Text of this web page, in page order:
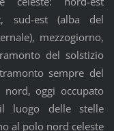
sud-est (alba del
mezzogiorno,
del solstizio
sempre del
oggi occupato
luogo delle stelle
al polo nord celeste